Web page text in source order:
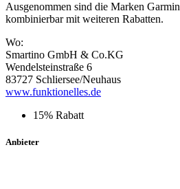
Ausgenommen sind die Marken
kombinierbar mit weiteren Rabatten.
Wo:
Smartino GmbH & Co.KG
Wendelsteinstraße 6
83727 Schliersee/Neuhaus
www.funktionelles.de
15% Rabatt
Anbieter